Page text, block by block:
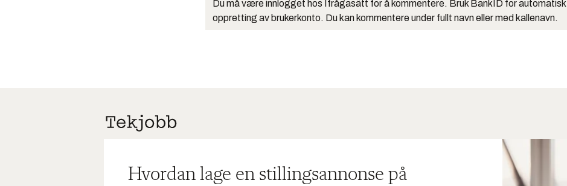
Du må være innlogget hos Ifrågasätt for å kommentere. Bruk BankID for automatisk
oppretting av brukerkonto. Du kan kommentere under fullt navn eller med kallenavn.
Hvordan lage en stillingsannonse på